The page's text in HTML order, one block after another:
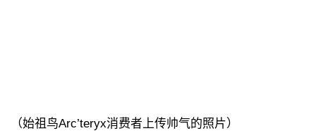
（始祖鸟Arc’teryx消费者上传帅气的照片）